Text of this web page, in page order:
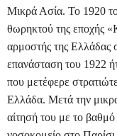
Μικρά Ασία. Το 1920
θωρηκτού της εποχής
αρμοστής της Ελλάδας
επανάσταση του 1922
που μετέφερε
Ελλάδα. Μετά την
αίτησή του με το